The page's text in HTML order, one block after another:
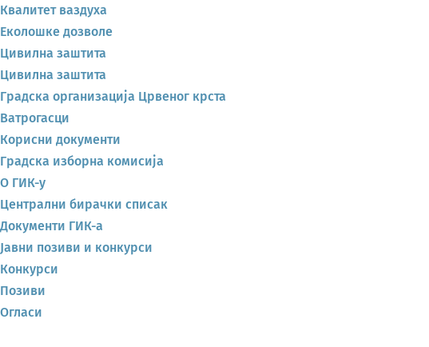
Квалитет ваздуха
Еколошке дозволе
Цивилна заштита
Цивилна заштита
Градска организација Црвеног крста
Ватрогасци
Корисни документи
Градска изборна комисија
О ГИК-у
Централни бирачки списак
Документи ГИК-а
Јавни позиви и конкурси
Конкурси
Позиви
Огласи